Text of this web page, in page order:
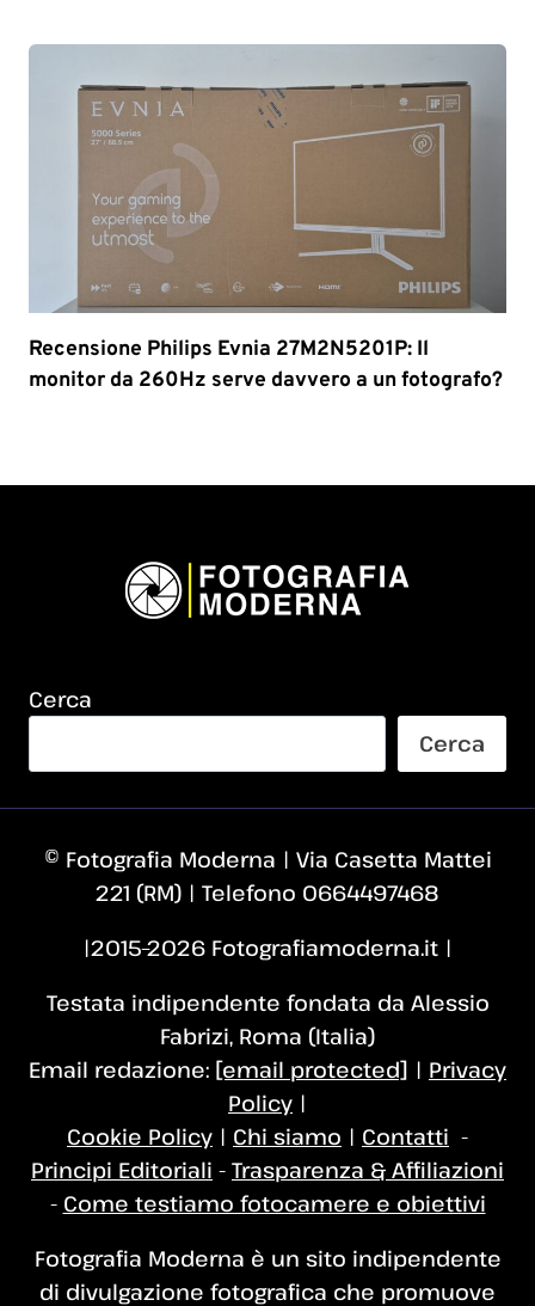
Recensione Philips Evnia 27M2N5201P: Il
monitor da 260Hz serve davvero a un fotografo?
Cerca
Cerca
© Fotografia Moderna | Via Casetta Mattei
221 (RM) | Telefono 0664497468
|2015–2026 Fotografiamoderna.it |
Testata indipendente fondata da Alessio
Fabrizi, Roma (Italia)
Email redazione: [email protected] | Privacy
Policy |
Cookie Policy | Chi siamo | Contatti -
Principi Editoriali - Trasparenza & Affiliazioni
- Come testiamo fotocamere e obiettivi
Fotografia Moderna è un sito indipendente
di divulgazione fotografica che promuove